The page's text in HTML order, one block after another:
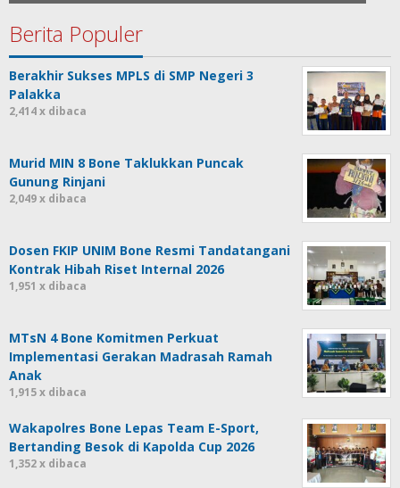
Berita Populer
Berakhir Sukses MPLS di SMP Negeri 3
Palakka
2,414 x dibaca
Murid MIN 8 Bone Taklukkan Puncak
Gunung Rinjani
2,049 x dibaca
Dosen FKIP UNIM Bone Resmi Tandatangani
Kontrak Hibah Riset Internal 2026
1,951 x dibaca
MTsN 4 Bone Komitmen Perkuat
Implementasi Gerakan Madrasah Ramah
Anak
1,915 x dibaca
Wakapolres Bone Lepas Team E-Sport,
Bertanding Besok di Kapolda Cup 2026
1,352 x dibaca